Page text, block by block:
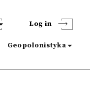
Log in
Geopolonistyka